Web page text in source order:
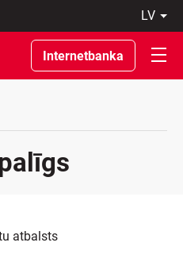
Internetbanka
atbalsts